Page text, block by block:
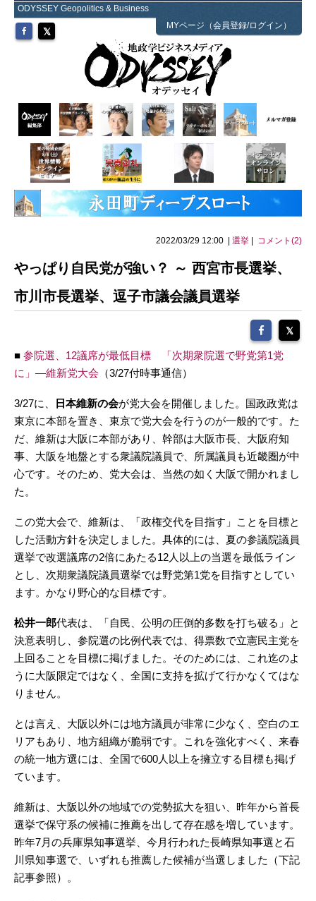
ODYSSEY Geopolitics & Business
MYページ（会員登録/ログイン）
2022/03/29 12:00 | 選挙 コメント(2)
やっぱり自民党が強い？ ～ 西宮市長選挙、
市川市長選挙、逗子市議会議員選挙
■ 参院選、12議席が最低目標 「次期衆院選で野党第1党
に」―維新党大会 （3/27付時事通信）
3/27に、 日本維新の会が党大会を開催しました。国政政党は
東京に本部を置き、東京で党大会を行うのが一般的です。た
だ、維新は大阪に本部があり、幹部は大阪市長、大阪府知
事、大阪を地盤とする衆議院議員で、所属議員も近畿圏が中
心です。そのため、党大会は、当然の如く大阪で開かれまし
た。
この党大会で、維新は、「政権交代を目指す」ことを目標と
した活動方針を決定しました。具体的には、夏の参議院議員
選挙で改選議席の2倍にあたる12人以上の当選を最低ライン
とし、次期衆議院議員選挙では野党第1党を目指すとしてい
ます。かなり野心的な目標です。
松井一郎代表は、「自民、公明の圧倒的多数を打ち破る」と
決意表明し、参院選の比例代表では、得票数で立憲民主党を
上回ることを目標に掲げました。そのためには、これ迄のよ
うに大阪限定ではなく、全国に支持を拡げて行かなくてはな
りません。
とは言え、大阪以外には地方議員が非常に少なく、空白のエ
リアもあり、地方組織が脆弱です。これを強化すべく、来春
の統一地方選には、全国で600人以上を擁立する目標も掲げ
ています。
維新は、大阪以外の地域での党勢拡大を狙い、昨年から首長
選挙で保守系の候補に推薦を出して存在感を増しています。
昨年7月の兵庫県知事選挙、今月行われた長崎県知事選と石
川県知事選で、いずれも推薦した候補が当選しました（下記
記事参照）。